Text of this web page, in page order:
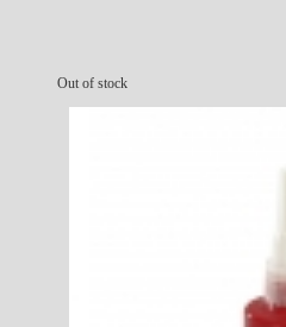
Out of stock